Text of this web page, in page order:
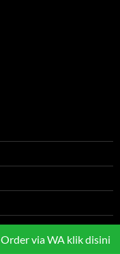
Order via WA klik disini